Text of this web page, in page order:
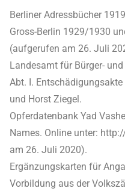
Berliner Adressbücher
Gross-Berlin 1929/1930
(aufgerufen am 26. Juli
Landesamt für Bürger-
Abt. I.
und Horst Ziegel.
Opferdatenbank Yad
Names. Online unter:
am 26. Juli 2020).
Ergänzungskarten für
Vorbildung aus der